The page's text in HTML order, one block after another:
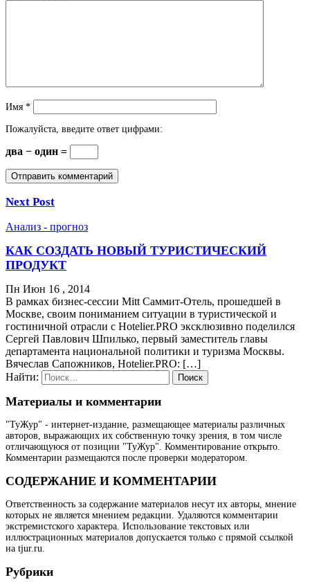
Имя *
Пожалуйста, введите ответ цифрами:
два − один =
Next Post
Анализ - прогноз
КАК СОЗДАТЬ НОВЫЙ ТУРИСТИЧЕСКИЙ
ПРОДУКТ
Пн Июн 16 , 2014
В рамках бизнес-сессии Mitt Саммит-Отель, прошедшей в
Москве, своим пониманием ситуации в туристической и
гостиничной отрасли с Hotelier.PRO эксклюзивно поделился
Сергей Павлович Шпилько, первый заместитель главы
департамента национальной политики и туризма Москвы.
Вячеслав Сапожников, Hotelier.PRO: […]
Найти:
Материалы и комментарии
"ТуЖур" - интернет-издание, размещающее материалы различных
авторов, выражающих их собственную точку зрения, в том числе
отличающуюся от позиции "ТуЖур". Комментирование открыто.
Комментарии размещаются после проверки модератором.
СОДЕРЖАНИЕ И КОММЕНТАРИИ
Ответственность за содержание материалов несут их авторы, мнение
которых не является мнением редакции. Удаляются комментарии
экстремистского характера. Использование текстовых или
иллюстрационных материалов допускается только с прямой ссылкой
на tjur.ru.
Рубрики